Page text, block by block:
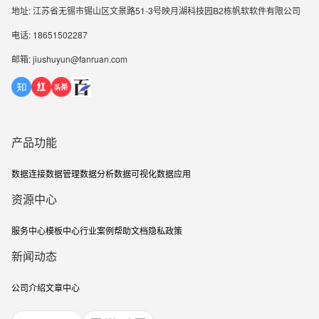
地址: 江苏省无锡市锡山区文景路51-3号映月湖科技园B2栋帆软软件有限公司
电话: 18651502287
邮箱: jiushuyun@fanruan.com
产品功能
数据连接数据管理数据分析数据可视化数据应用
资源中心
服务中心模板中心行业案例帮助文档隐私政策
新闻动态
公司介绍文章中心